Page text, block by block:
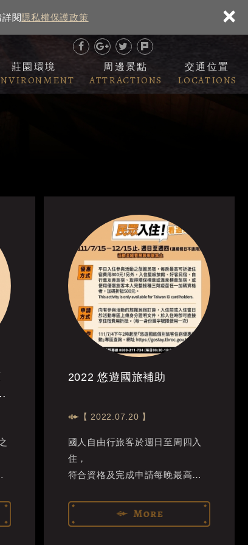
閱隱私權保護政策 ×
莊園環境 周邊景點
ATTRACTIONS
交通位置
LOCATIONS
2022 悠遊國旅補助
【 2022.07.20 】
國人自由行旅客於週日至周四入
住，
符合資格及完成申請每晚最高可
相關規定請參閱活動網站或來電
洽詢！